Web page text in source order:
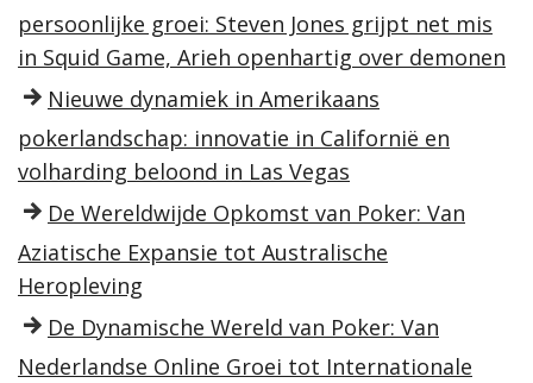
persoonlijke groei: Steven Jones grijpt net mis
in Squid Game, Arieh openhartig over demonen
Nieuwe dynamiek in Amerikaans
pokerlandschap: innovatie in Californië en
volharding beloond in Las Vegas
De Wereldwijde Opkomst van Poker: Van
Aziatische Expansie tot Australische
Heropleving
De Dynamische Wereld van Poker: Van
Nederlandse Online Groei tot Internationale